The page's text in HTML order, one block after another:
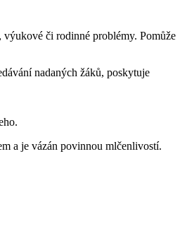
či rodinné problémy. Pomůže
nadaných žáků, poskytuje
a je vázán povinnou mlčenlivostí.